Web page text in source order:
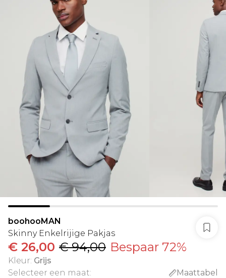
boohooMAN
Skinny Enkelrijige Pakjas
€ 26,00 € 94,00 Bespaar 72%
Kleur: Grijs
Selecteer een maat:
Maattabel